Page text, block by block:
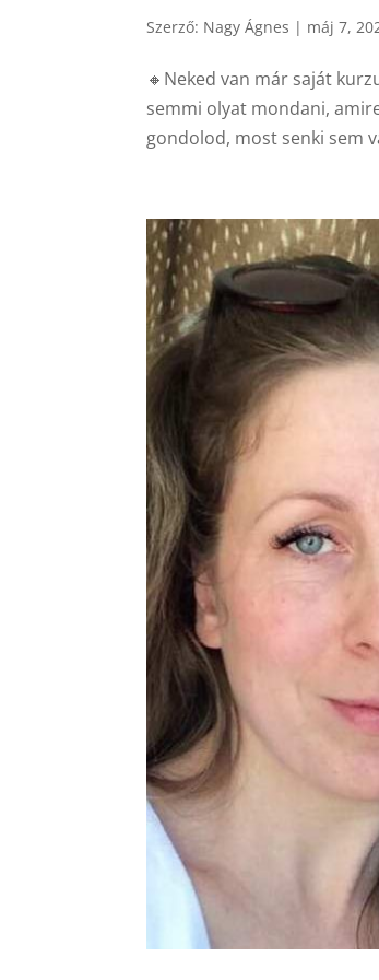
Szerző: Nagy Ágnes | máj 7,
🔸Neked van már saját
semmi olyat mondani,
gondolod, most senki sem